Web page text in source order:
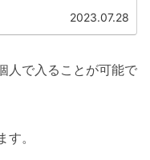
2023.07.28
人で入ることが可能で
。